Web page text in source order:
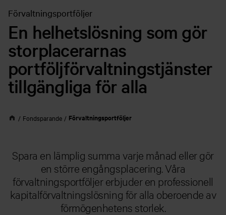
Förvaltningsportföljer
En helhetslösning som gör
storplacerarnas
portföljförvaltningstjänster
tillgängliga för alla
Fondsparande Förvaltningsportföljer
Spara en lämplig summa varje månad eller gör
en större engångsplacering. Våra
förvaltningsportföljer erbjuder en professionell
kapitalförvaltningslösning för alla oberoende av
förmögenhetens storlek.